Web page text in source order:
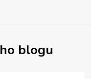
blogu